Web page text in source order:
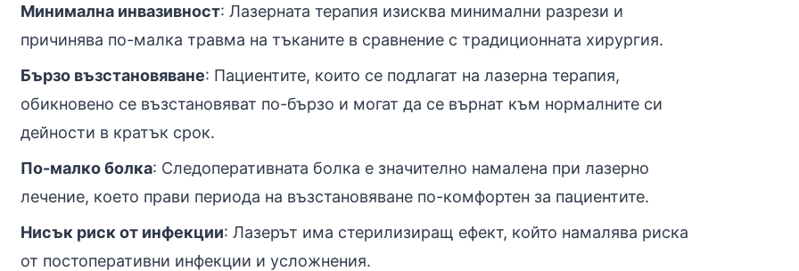
Минимална инвазивност: Лазерната терапия изисква минимални разрези и
причинява по-малка травма на тъканите в сравнение с традиционната хирургия.
Бързо възстановяване: Пациентите, които се подлагат на лазерна терапия,
обикновено се възстановяват по-бързо и могат да се върнат към нормалните си
дейности в кратък срок.
По-малко болка: Следоперативната болка е значително намалена при лазерно
лечение, което прави периода на възстановяване по-комфортен за пациентите.
Нисък риск от инфекции: Лазерът има стерилизиращ ефект, който намалява риска
от постоперативни инфекции и усложнения.